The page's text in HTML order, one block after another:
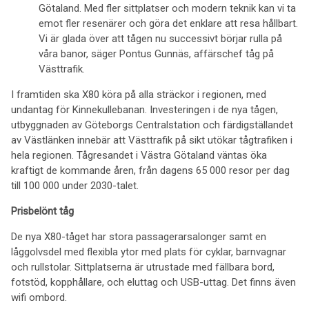
Götaland. Med fler sittplatser och modern teknik kan vi ta
emot fler resenärer och göra det enklare att resa hållbart.
Vi är glada över att tågen nu successivt börjar rulla på
våra banor, säger Pontus Gunnäs, affärschef tåg på
Västtrafik.
I framtiden ska X80 köra på alla sträckor i regionen, med
undantag för Kinnekullebanan. Investeringen i de nya tågen,
utbyggnaden av Göteborgs Centralstation och färdigställandet
av Västlänken innebär att Västtrafik på sikt utökar tågtrafiken i
hela regionen. Tågresandet i Västra Götaland väntas öka
kraftigt de kommande åren, från dagens 65 000 resor per dag
till 100 000 under 2030-talet.
Prisbelönt tåg
De nya X80-tåget har stora passagerarsalonger samt en
låggolvsdel med flexibla ytor med plats för cyklar, barnvagnar
och rullstolar. Sittplatserna är utrustade med fällbara bord,
fotstöd, kopphållare, och eluttag och USB-uttag. Det finns även
wifi ombord.